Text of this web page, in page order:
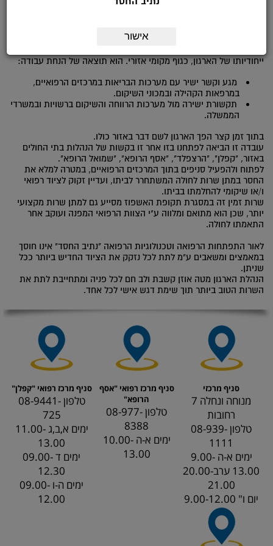
המקום שוקק פעילות ענפה, שכן הואאינו רק "מרכז להשאלת ציוד
ייחודיותו של הארגון, כגוף מקומי אזורי. הוא תוצאה של הנחת עבודה:
מגע וקשר ישיר עם מערכות הבריאות במרכזים הרפואיים,
במרפאות הקהילה ובמכוני השיקום.
תקשורת ישירה מול מערכות הרווחה והשיקום ברשויות ובמשרדי
הממשלה.
בתוך זמן קצר הפך הארגון לשם דבר באזור כולו.
עובדה זו הביאה לפתחנו בזו אחר זו בקשות של הנהלות בתי החולים
באזור, "קפלן", "הרצפלד", "אסף הרופא", "שמואל הרופא".
לפתוח ולהפעיל סניפים בתוך המרכזים הרפואיים, במטרה למלא את
החסר במתן שרות לחולה המשתחרר לביתו, ועדיין זקוק לציוד רפואי
ו/או שיקומי להחלמתו בביתו.
שרות זמין זה במסגרת תקופת האשפוז מסייע גם למתן שרות מקצועי
יותר, שכן הוא מתואם ומלווה ע"י הצוות הרפואי המפנה ועוקב אחר
התאמתו לחולה.
לאור התפתחות הרפואה וטכנולוגיות הרפואה "נתיב החסד" אינו חוסך
במאמצים ומשאבים ע"מ לתת לכל נזקק את הציוד החדיש ביותר ככל
שניתן.
הנהלת הארגון מטה אוזן קשבת ולב חם לכל פניה ומתחייבת לתת את
השרות הטוב ביותר תוך שימת דגש אישי לכל אחד.
סניף מרכזי
מנוחה ונחלה 7
רחובות
טלפון 08-939-
1111
ימים א-ה 9.00-
13.00 ערב20.00-
21.00
יום ו" 9.00-12.00
סניף מרכז רפואי "אסף
הרופא"
טלפון 08-977-
8388
ימים א-ה 10.00-
13.00
סניף מרכז רפואי "קפלן"
טלפון 08-9441-
725
ימים א,ב,ג 11.00-
13.00
ימים ד 09.00-
12.30
ימים ה-ו 09.00-
12.00
אישור